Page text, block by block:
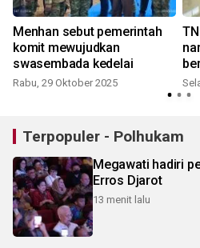
Menhan sebut pemerintah
komit mewujudkan
swasembada kedelai
Rabu, 29 Oktober 2025
Terpopuler - Polhukam
Megawati hadiri
Erros Djarot
13 menit lalu